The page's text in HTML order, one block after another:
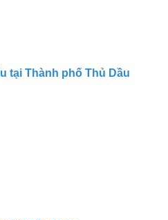
tại Thành phố Thủ Dầu